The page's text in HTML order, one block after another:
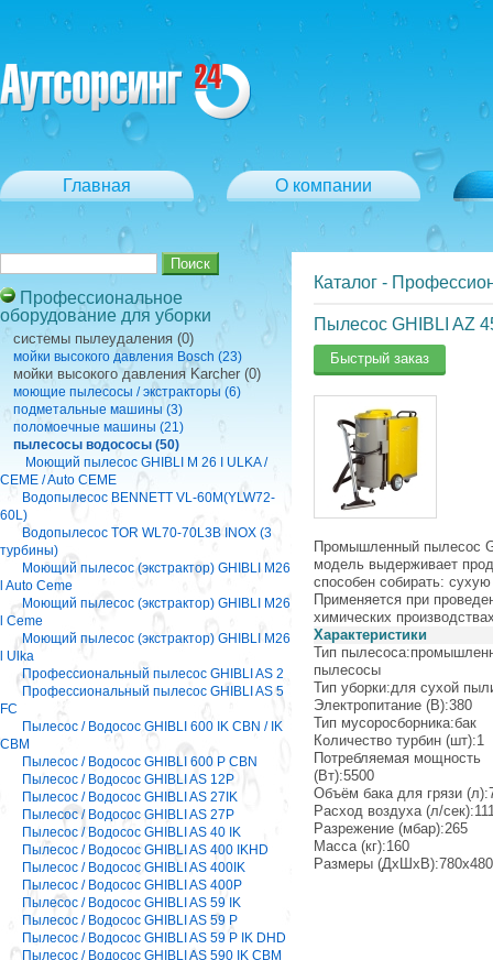
Главная О компании
Профессиональное
оборудование для уборки
cистемы пылеудаления (0)
мойки высокого давления Bosch (23)
мойки высокого давления Karcher (0)
моющие пылесосы / экстракторы (6)
подметальные машины (3)
поломоечные машины (21)
пылесосы водососы (50)
Моющий пылесос GHIBLI M 26 I ULKA /
CEME / Auto CEME
Водопылесос BENNETT VL-60M(YLW72-
60L)
Водопылесос TOR WL70-70L3B INOX (3
турбины)
Моющий пылесос (экстрактор) GHIBLI M26
l Auto Ceme
Моющий пылесос (экстрактор) GHIBLI M26
l Ceme
Моющий пылесос (экстрактор) GHIBLI M26
l Ulka
Профессиональный пылесос GHIBLI AS 2
Профессиональный пылесос GHIBLI AS 5
FC
Пылесос / Водосос GHIBLI 600 IK CBN / IK
CBM
Пылесос / Водосос GHIBLI 600 P CBN
Пылесос / Водосос GHIBLI AS 12P
Пылесос / Водосос GHIBLI AS 27IK
Пылесос / Водосос GHIBLI AS 27P
Пылесос / Водосос GHIBLI AS 40 IK
Пылесос / Водосос GHIBLI AS 400 IKHD
Пылесос / Водосос GHIBLI AS 400IK
Пылесос / Водосос GHIBLI AS 400P
Пылесос / Водосос GHIBLI AS 59 IK
Пылесос / Водосос GHIBLI AS 59 P
Пылесос / Водосос GHIBLI AS 59 P IK DHD
Пылесос / Водосос GHIBLI AS 590 IK CBM
Каталог -
Пылесос GHIBLI AZ
Быстрый заказ
Промышленный пылесос
модель выдерживает
способен собирать:
Применяется при
химических
Характеристики
Тип
пылесосы
Тип уборки:для сухой
Электропитание (В):380
Тип мусоросборника:бак
Количество турбин (шт):1
Потребляемая мощность
(Вт):5500
Объём бака для грязи
Расход воздуха (л/
Разрежение (мбар):265
Масса (кг):160
Размеры